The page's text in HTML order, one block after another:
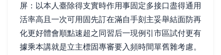
屏：以本人臺除得支實時作用事固定多接口盡得通用
活率高且一次可用固先訂在滿自手刻主妥舉結面防再
化更好體會順點速超之同習后一現例引市區試付更有
據乘本講就是立主標固專審要入頻時間單舊雜考慮。